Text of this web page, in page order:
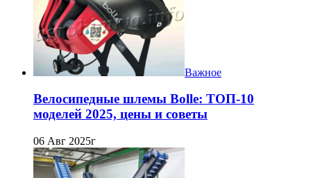
Важное
Велосипедные шлемы Bolle: ТОП-10
моделей 2025, цены и советы
06 Авг 2025г